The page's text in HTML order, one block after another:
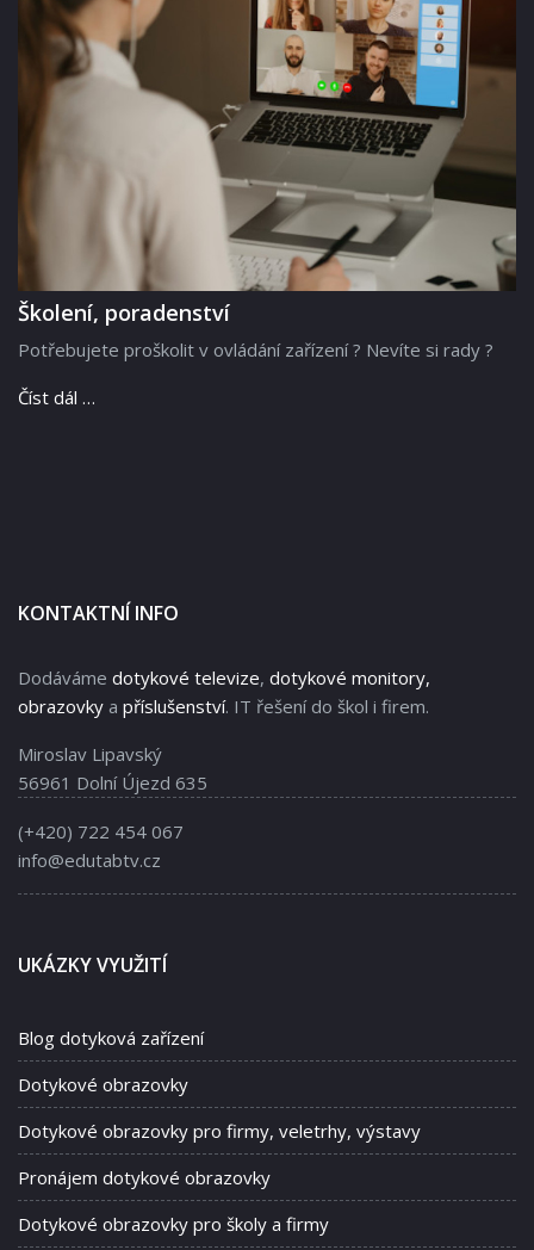
Školení, poradenství
Potřebujete proškolit v ovládání zařízení ? Nevíte si rady ?
Číst dál …
KONTAKTNÍ INFO
Dodáváme dotykové televize, dotykové monitory,
obrazovky a příslušenství. IT řešení do škol i firem.
Miroslav Lipavský
56961 Dolní Újezd 635
(+420) 722 454 067
info@edutabtv.cz
UKÁZKY VYUŽITÍ
Blog dotyková zařízení
Dotykové obrazovky
Dotykové obrazovky pro firmy, veletrhy, výstavy
Pronájem dotykové obrazovky
Dotykové obrazovky pro školy a firmy